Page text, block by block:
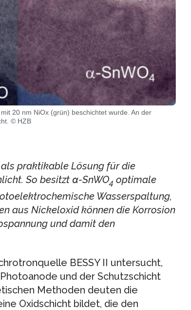
20 nm NiOx (grün) beschichtet wurde. An der
© HZB
praktikable Lösung für die
So besitzt α-SnWO4 optimale
Wasserspaltung,
aus Nickeloxid können die Korrosion
und damit den
BESSY II untersucht,
und der Schutzschicht
Methoden deuten die
Oxidschicht bildet, die den